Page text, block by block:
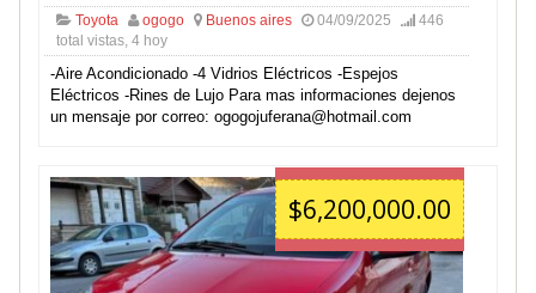
Toyota ogogo Buenos aires 04/09/2025
446
total vistas, 4 hoy
-Aire Acondicionado -4 Vidrios Eléctricos -Espejos
Eléctricos -Rines de Lujo Para mas informaciones dejenos
un mensaje por correo: ogogojuferana@hotmail.com
$6,200,000.00